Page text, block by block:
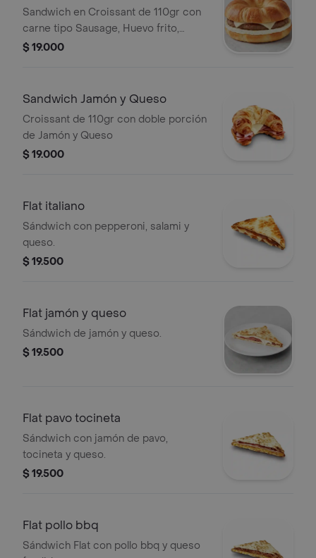
Sandwich en Croissant de 110gr con
carne tipo Sausage, Huevo frito,
Queso y salsa showy.
$ 19.000
Sandwich Jamón y Queso
Croissant de 110gr con doble porción
de Jamón y Queso
$ 19.000
Flat italiano
Sándwich con pepperoni, salami y
queso.
$ 19.500
Flat jamón y queso
Sándwich de jamón y queso.
$ 19.500
Flat pavo tocineta
Sándwich con jamón de pavo,
tocineta y queso.
$ 19.500
Flat pollo bbq
Sándwich Flat con pollo bbq y queso